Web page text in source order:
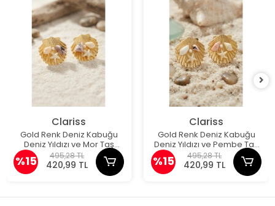
Clariss
Gold Renk Deniz Kabuğu
Deniz Yıldızı ve Mor Taş
Detaylı Küpe
%15 495,28 TL
420,99 TL
Clariss
Gold Renk Deniz Kabuğu
Deniz Yıldızı ve Pembe Taş
Detaylı Küpe
%15 495,28 TL
420,99 TL